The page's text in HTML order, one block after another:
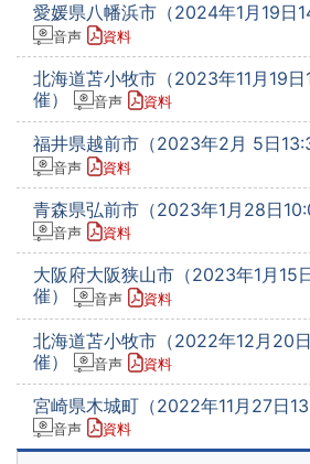
愛媛県八幡浜市（2024年1月19日
音声 資料
北海道苫小牧市（2023年11月19
催）
音声 資料
福井県越前市（2023年2月 5日
音声 資料
青森県弘前市（2023年1月28日
音声 資料
大阪府大阪狭山市（2023年1月15
催）
音声 資料
北海道苫小牧市（2022年12月20
催）
音声 資料
宮崎県木城町（2022年11月27日
音声 資料